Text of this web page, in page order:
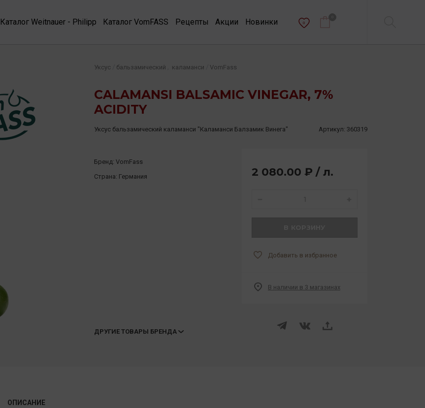
Каталог Weitnauer - Philipp Каталог VomFASS Рецепты Акции Новинки 0
CALAMANSI BALSAMIC VINEGAR, 7%
ACIDITY
Уксус бальзамический каламанси VomFass
Уксус бальзамический каламанси "Каламанси Балзамик Винега" Артикул: 360319
Бренд: VomFass
Страна: Германия
ДРУГИЕ ТОВАРЫ БРЕНДА
2 080.00 ₽ / л.
Добавить в избранное
В наличии в 3 магазинах
ОПИСАНИЕ